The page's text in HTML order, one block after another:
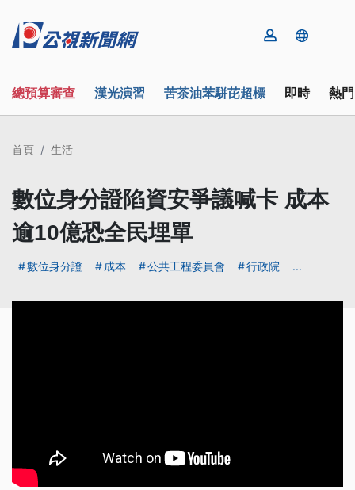
總預算審查 漢光演習 苦茶油苯駢芘超標 即時 熱
首頁 生活
數位身分證陷資安爭議喊卡 成本
逾10億恐全民埋單
數位身分證 成本 公共工程委員會 行政院 ...